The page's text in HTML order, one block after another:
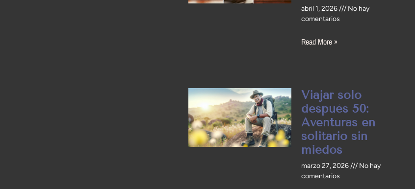
abril 1, 2026
No hay
comentarios
Read More »
Viajar solo
después 50:
Aventuras en
solitario sin
miedos
marzo 27, 2026
No hay
comentarios